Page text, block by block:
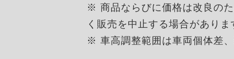
※ 商品ならびに価格は改良の
く販売を中止する場合がありま
※ 車高調整範囲は車両個体差